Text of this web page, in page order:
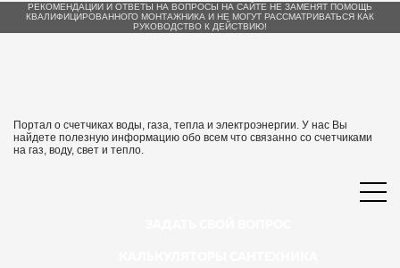
РЕКОМЕНДАЦИИ И ОТВЕТЫ НА ВОПРОСЫ НА САЙТЕ НЕ ЗАМЕНЯТ ПОМОЩЬ
КВАЛИФИЦИРОВАННОГО МОНТАЖНИКА И НЕ МОГУТ РАССМАТРИВАТЬСЯ КАК
РУКОВОДСТВО К ДЕЙСТВИЮ!
Портал о счетчиках воды, газа, тепла и электроэнергии. У нас Вы
найдете полезную информацию обо всем что связанно со счетчиками
на газ, воду, свет и тепло.